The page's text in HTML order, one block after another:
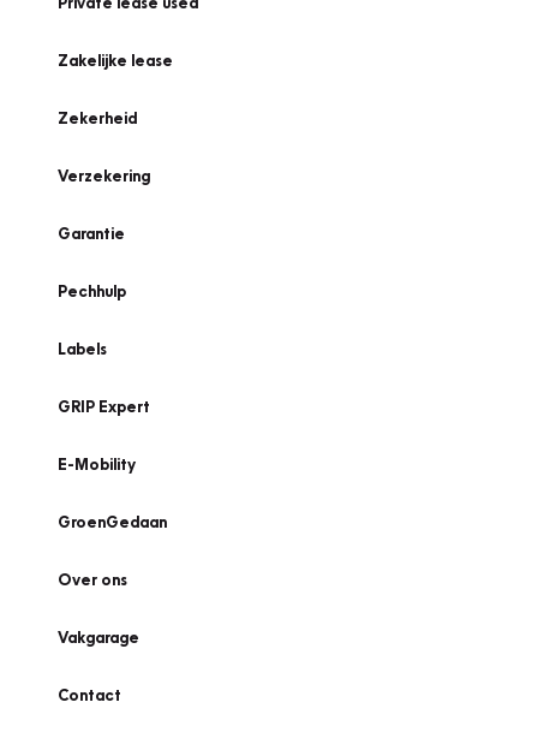
Zakelijke lease
Zekerheid
Verzekering
Garantie
Pechhulp
Labels
GRIP Expert
E-Mobility
GroenGedaan
Over ons
Vakgarage
Contact